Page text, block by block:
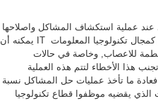
عند عملية استكشاف المشاكل واصلاحها
في مجال واسع كمجال تكنولوجيا المعلومات IT يمكنه أن
للاعصاب, وخاصة في حالات
هذا الأخطاء لتتم هذه العملية
ما تأخذ عمليات حل المشاكل نسبة
الذي يقضيه موظفوا قطاع تكنولوجيا